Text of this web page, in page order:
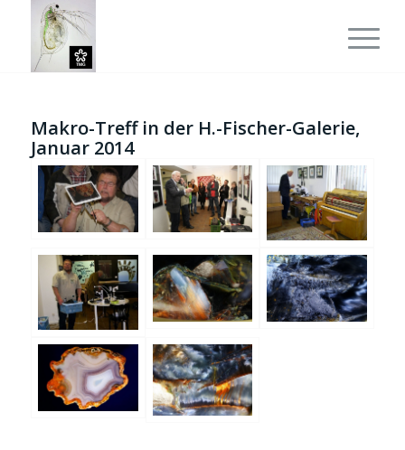
Makro-Treff in der H.-Fischer-Galerie,
Januar 2014